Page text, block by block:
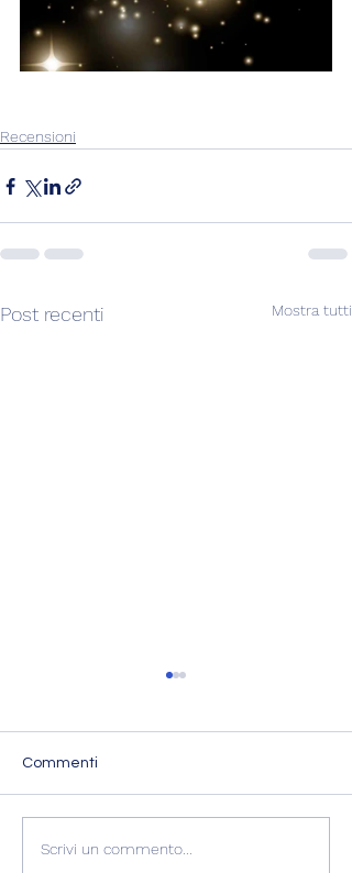
Recensioni
Post recenti Mostra tutti
L'ESPERIENZA DI
Commenti
Scrivi un commento...